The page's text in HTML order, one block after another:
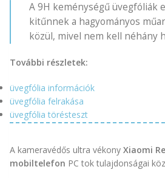
A 9H keménységű üvegfóliák
kitűnnek a hagyományos
közül, mivel nem kell néhány
További részletek:
üvegfólia információk
üvegfólia felrakása
üvegfólia törésteszt
A kameravédős ultra vékony Xiaomi
mobiltelefon PC tok tulajdonságai